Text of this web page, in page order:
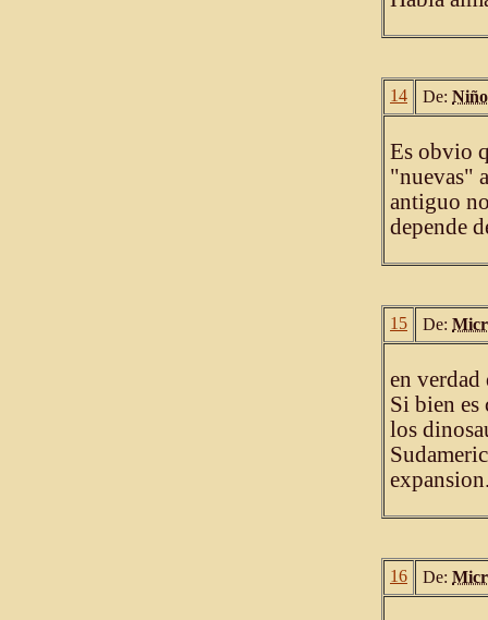
14 De:
Es obvio
"nuevas"
antiguo
depende
15 De:
en verdad
Si bien es
los
16 De: